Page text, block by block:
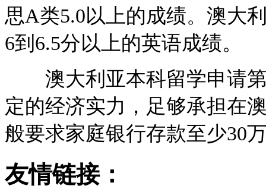
思A类5.0以上的成绩。澳大
6到6.5分以上的英语成绩。
澳大利亚本科留学申请第
定的经济实力，足够承担在
般要求家庭银行存款至少30
友情链接：